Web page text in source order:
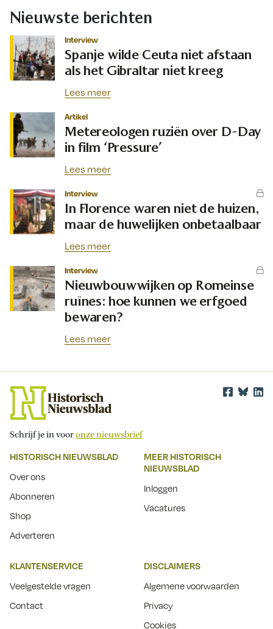
Nieuwste berichten
Interview
Spanje wilde Ceuta niet afstaan
als het Gibraltar niet kreeg
Lees meer
Artikel
Metereologen ruziën over D-Day
in film ‘Pressure’
Lees meer
Interview
In Florence waren niet de huizen,
maar de huwelijken onbetaalbaar
Lees meer
Interview
Nieuwbouwwijken op Romeinse
ruïnes: hoe kunnen we erfgoed
bewaren?
Lees meer
Schrijf je in vooronze nieuwsbrief
HISTORISCH NIEUWSBLAD
Over ons
Abonneren
Shop
Adverteren
MEER HISTORISCH
NIEUWSBLAD
Inloggen
Vacatures
KLANTENSERVICE
Veelgestelde vragen
Contact
DISCLAIMERS
Algemene voorwaarden
Privacy
Cookies